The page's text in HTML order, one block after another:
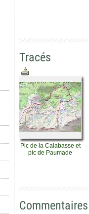
Tracés
Pic de la Calabasse et
pic de Paumade
Commentaires